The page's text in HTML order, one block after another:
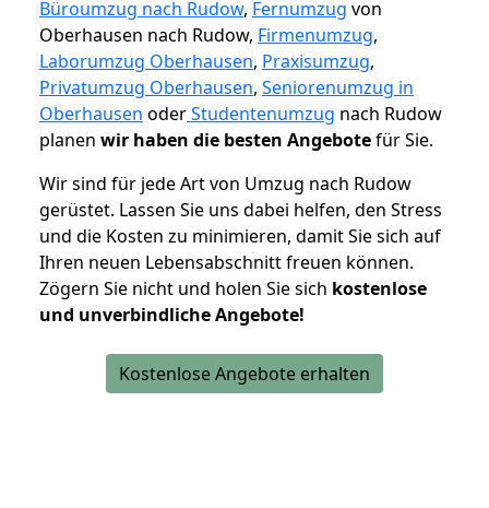
Büroumzug nach Rudow, Fernumzug von
Oberhausen nach Rudow, Firmenumzug,
Laborumzug Oberhausen, Praxisumzug,
Privatumzug Oberhausen, Seniorenumzug in
Oberhausen oderStudentenumzug nach Rudow
planen wir haben die besten Angebotefür Sie.
Wir sind für jede Art von Umzug nach Rudow
gerüstet. Lassen Sie uns dabei helfen, den Stress
und die Kosten zu minimieren, damit Sie sich auf
Ihren neuen Lebensabschnitt freuen können.
Zögern Sie nicht und holen Sie sich kostenlose
und unverbindliche Angebote!
Kostenlose Angebote erhalten